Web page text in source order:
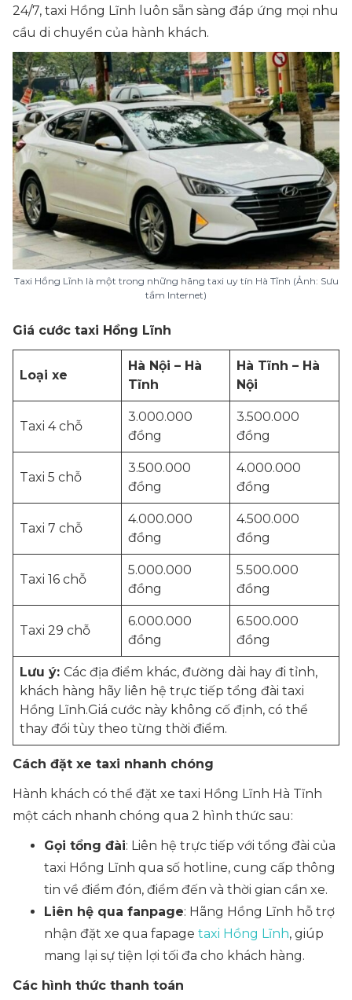
24/7, taxi Hồng Lĩnh luôn sẵn sàng đáp ứng mọi nhu
cầu di chuyển của hành khách.
Taxi Hồng Lĩnh là một trong những hãng taxi uy tín Hà Tĩnh (Ảnh: Sưu
tầm Internet)
Giá cước taxi Hồng Lĩnh
Loại xe
Hà Nội – Hà
Tĩnh
Hà Tĩnh – Hà
Nội
Taxi 4 chỗ
3.000.000
đồng
3.500.000
đồng
Taxi 5 chỗ
3.500.000
đồng
4.000.000
đồng
Taxi 7 chỗ
4.000.000
đồng
4.500.000
đồng
Taxi 16 chỗ
5.000.000
đồng
5.500.000
đồng
Taxi 29 chỗ
6.000.000
đồng
6.500.000
đồng
Lưu ý: Các địa điểm khác, đường dài hay đi tỉnh,
khách hàng hãy liên hệ trực tiếp tổng đài taxi
Hồng Lĩnh.Giá cước này không cố định, có thể
thay đổi tùy theo từng thời điểm.
Cách đặt xe taxi nhanh chóng
Hành khách có thể đặt xe taxi Hồng Lĩnh Hà Tĩnh
một cách nhanh chóng qua 2 hình thức sau:
Gọi tổng đài: Liên hệ trực tiếp với tổng đài của
taxi Hồng Lĩnh qua số hotline, cung cấp thông
tin về điểm đón, điểm đến và thời gian cần xe.
Liên hệ qua fanpage: Hãng Hồng Lĩnh hỗ trợ
nhận đặt xe qua fapage taxi Hồng Lĩnh, giúp
mang lại sự tiện lợi tối đa cho khách hàng.
Các hình thức thanh toán